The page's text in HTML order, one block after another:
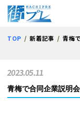
TOP 新着記事 青梅
青梅で合同企業説明会
2023.05.11